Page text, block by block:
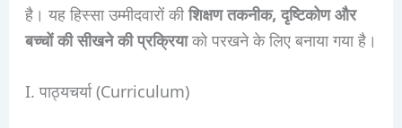
है। यह हिस्सा उम्मीदवारों कीशिक्षण तकनीक, दृष्टिकोण और
बच्चों की सीखने की प्रक्रियाको परखने के लिए बनाया गया है।
I. पाठ्यचर्या (Curriculum)